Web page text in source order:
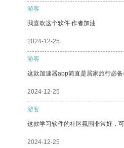
游客
我喜欢这个软件 作者加油
2024-12-25
游客
这款加速器app简直是居家旅行必
2024-12-25
游客
这款学习软件的社区氛围非常好，
2024-12-25